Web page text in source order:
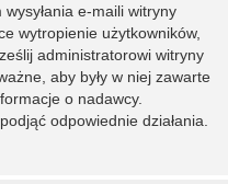
e-maili witryny
wytropienie użytkowników,
administratorowi witryny
aby były w niej zawarte
o nadawcy.
odpowiednie działania.